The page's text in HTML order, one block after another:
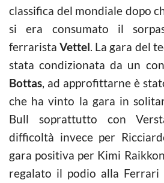
classifica del mondiale dopo
si era consumato il
ferraristaVettel. La gara del
stata condizionata da un
Bottas, ad approfittarne è
che ha vinto la gara in
Bull soprattutto con
difficoltà invece per
gara positiva per Kimi
regalato il podio alla